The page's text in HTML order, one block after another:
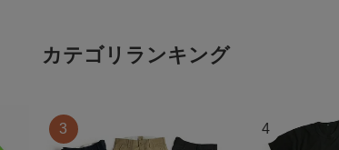
カテゴリランキング